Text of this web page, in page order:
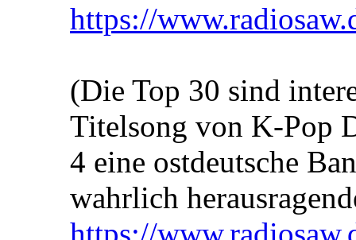
https://
(Die Top 30 sind
Titelsong von K-Pop
4 eine ostdeutsche
wahrlich
https://